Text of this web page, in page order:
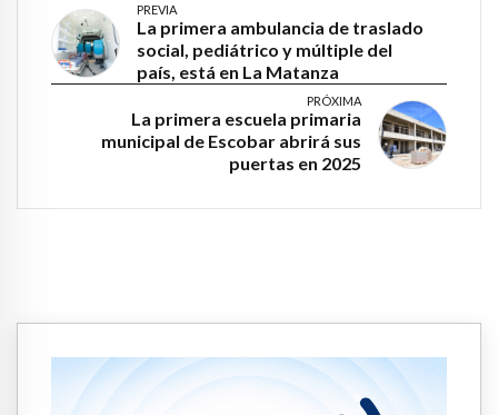
PREVIA
La primera ambulancia de traslado
social, pediátrico y múltiple del
país, está en La Matanza
PRÓXIMA
La primera escuela primaria
municipal de Escobar abrirá sus
puertas en 2025